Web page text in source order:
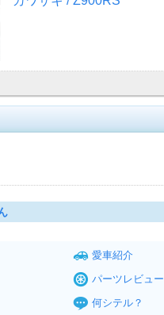
愛車紹介
パーツレビュー
何シテル？